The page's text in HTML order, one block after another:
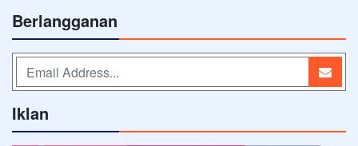
Berlangganan
Iklan